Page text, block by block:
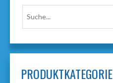
PRODUKTKATEGORIE